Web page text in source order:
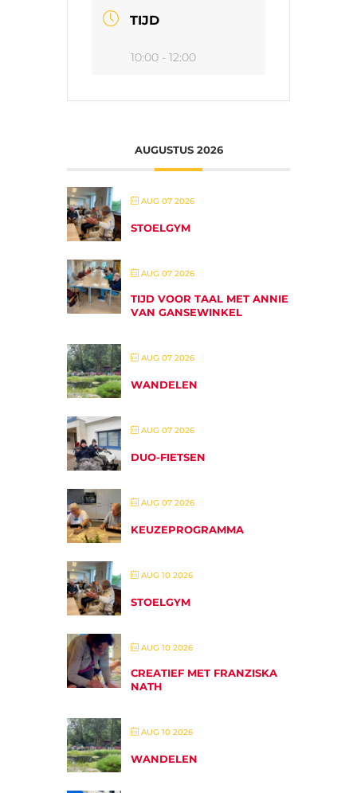
TIJD
10:00 - 12:00
AUGUSTUS 2026
AUG 07 2026
STOELGYM
AUG 07 2026
TIJD VOOR TAAL MET ANNIE
VAN GANSEWINKEL
AUG 07 2026
WANDELEN
AUG 07 2026
DUO-FIETSEN
AUG 07 2026
KEUZEPROGRAMMA
AUG 10 2026
STOELGYM
AUG 10 2026
CREATIEF MET FRANZISKA
NATH
AUG 10 2026
WANDELEN